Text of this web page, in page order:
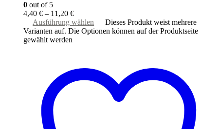
0 out of 5
4,40 € – 11,20 €
Ausführung wählen
Dieses Produkt weist mehrere
Varianten auf. Die Optionen können auf der Produktseite
gewählt werden